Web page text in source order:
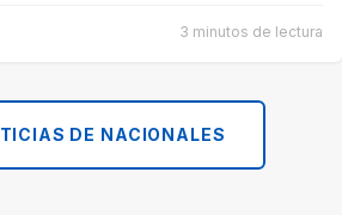
3 minutos de lectura
DE NACIONALES